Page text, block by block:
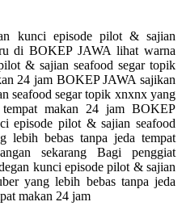
kunci episode pilot & sajian
di BOKEP JAWA lihat warna
& sajian seafood segar topik
24 jam BOKEP JAWA sajikan
seafood segar topik xnxnx yang
makan 24 jam BOKEP
episode pilot & sajian seafood
lebih bebas tanpa jeda tempat
sekarang Bagi penggiat
kunci episode pilot & sajian
yang lebih bebas tanpa jeda
makan 24 jam